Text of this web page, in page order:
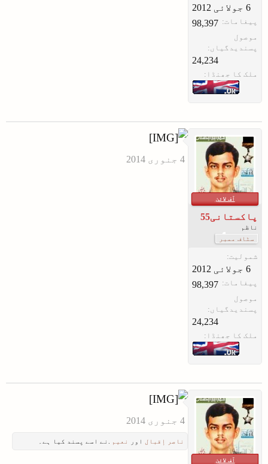
پیغامات: 98,397
موصول
پسندیدگیاں:
24,234
ملک کا جھنڈا:
آف لائن
پاکستانی55
ناظم
سٹاف ممبر
شمولیت:
پیغامات: 98,397
موصول
پسندیدگیاں:
24,234
ملک کا جھنڈا:
آف لائن
ناصر إقبال اور نعیم .نے اسے پسند کیا ہے۔